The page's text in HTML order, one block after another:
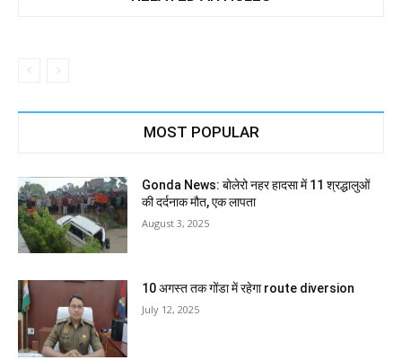
MOST POPULAR
Gonda News: बोलेरो नहर हादसा में 11 श्रद्धालुओं
की दर्दनाक मौत, एक लापता
August 3, 2025
10 अगस्त तक गोंडा में रहेगा route diversion
July 12, 2025